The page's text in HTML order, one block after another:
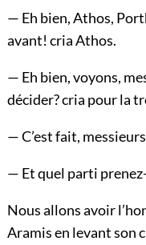
— Eh bien, Athos,
avant! cria Athos.
— Eh bien, voyons,
décider? cria pour la
— C’est fait,
— Et quel parti
Nous allons avoir
Aramis en levant son